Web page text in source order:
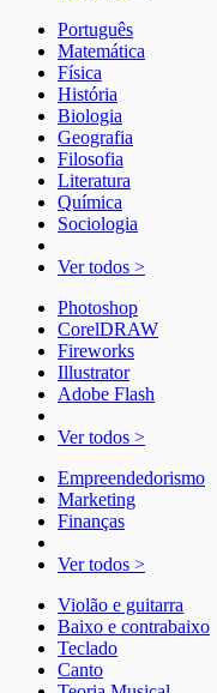
Português
Matemática
Física
História
Biologia
Geografia
Filosofia
Literatura
Química
Sociologia
Ver todos >
Photoshop
CorelDRAW
Fireworks
Illustrator
Adobe Flash
Ver todos >
Empreendedorismo
Marketing
Finanças
Ver todos >
Violão e guitarra
Baixo e contrabaixo
Teclado
Canto